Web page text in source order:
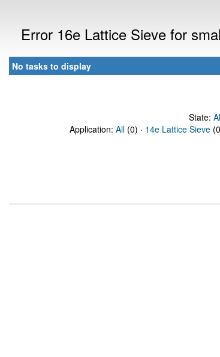
Error 16e Lattice Sieve for
No tasks to display
State:
Application: All (0) · 14e Lattice Sieve